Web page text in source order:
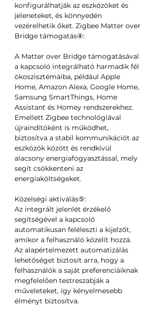
konfigurálhatják az eszközöket és
jeleneteket, és könnyedén
vezérelhetik őket. Zigbee Matter over
Bridge támogatás④:
A Matter over Bridge támogatásával
a kapcsoló integrálható harmadik fél
ökoszisztémáiba, például Apple
Home, Amazon Alexa, Google Home,
Samsung SmartThings, Home
Assistant és Homey rendszerekhez.
Emellett Zigbee technológiával
újraindítóként is működhet,
biztosítva a stabil kommunikációt az
eszközök között és rendkívül
alacsony energiafogyasztással, mely
segít csökkenteni az
energiaköltségeket.
Közelségi aktiválás⑤:
Az integrált jelenlét érzékelő
segítségével a kapcsoló
automatikusan feléleszti a kijelzőt,
amikor a felhasználó közelít hozzá.
Az alapértelmezett automatizálás
lehetőséget biztosít arra, hogy a
felhasználók a saját preferenciáiknak
megfelelően testreszabják a
műveleteket, így kényelmesebb
élményt biztosítva.